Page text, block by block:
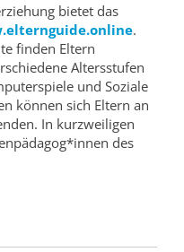
bietet das
.
finden Eltern
Altersstufen
und Soziale
können sich Eltern an
In kurzweiligen
des